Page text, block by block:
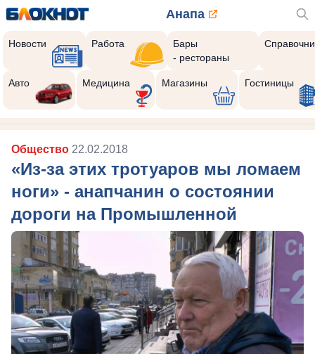
Анапа
Новости Работа
Бары
- рестораны
Авто Медицина Магазины Гостиницы
Общество 22.02.2018
«Из-за этих тротуаров мы ломаем
ноги» - анапчанин о состоянии
дороги на Промышленной